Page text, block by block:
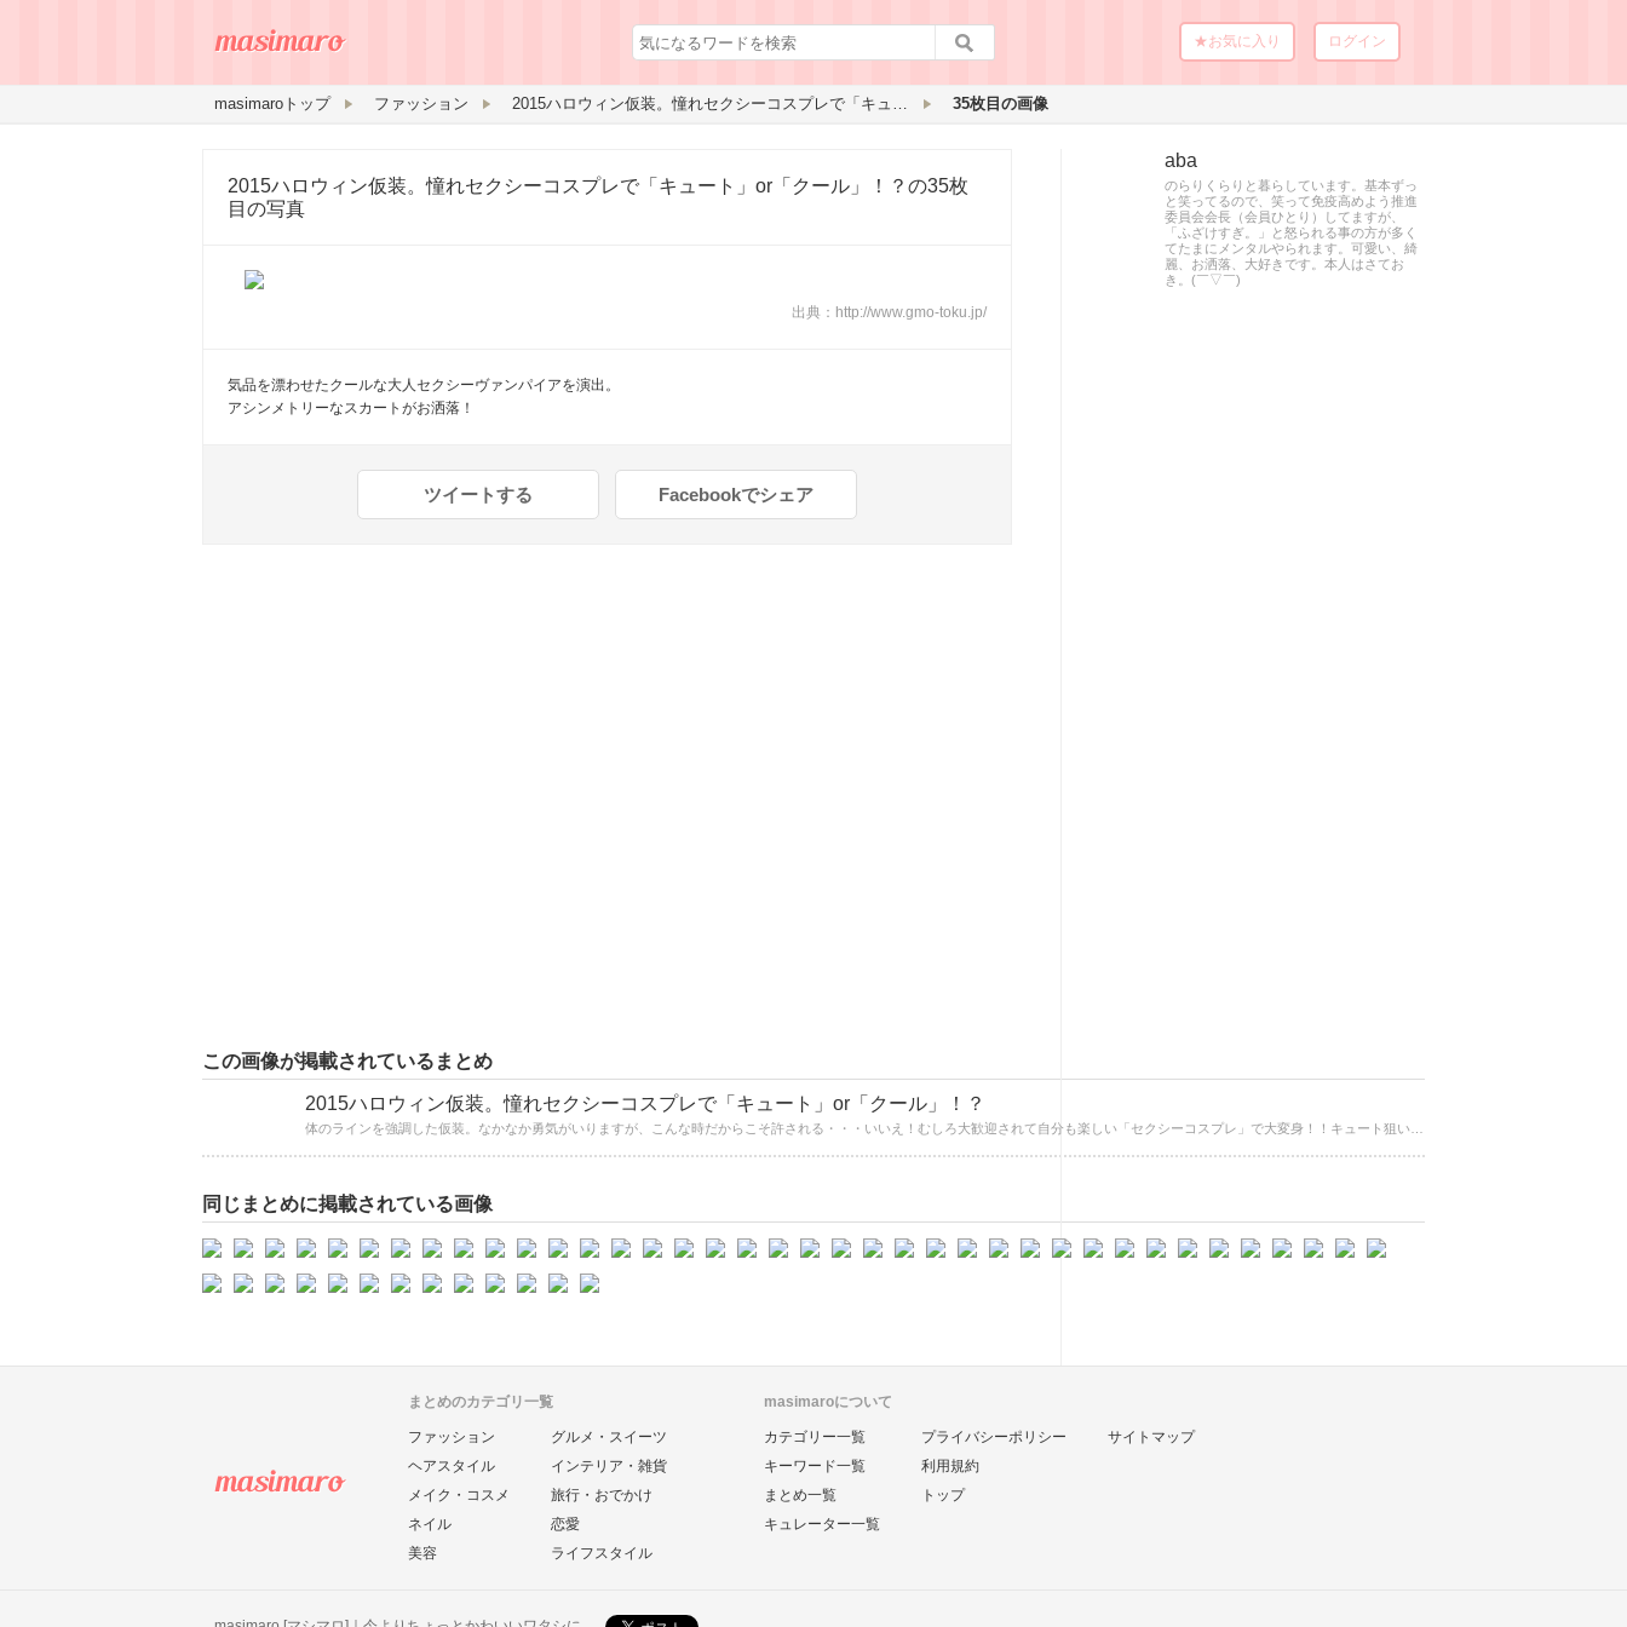
★お気に入り ログイン
masimaroトップ ファッション 2015ハロウィン仮装。憧れセクシーコスプレで「キュート」or「クール」！？ 35枚目の画像
2015ハロウィン仮装。憧れセクシーコスプレで「キュート」or「クール」！？ の35枚
目の写真
出典： http://www.gmo-toku.jp/
気品を漂わせたクールな大人セクシーヴァンパイアを演出。
アシンメトリーなスカートがお洒落！
ツイートする Facebookでシェア
aba
のらりくらりと暮らしています。基本ずっ
と笑ってるので、笑って免疫高めよう推進
委員会会長（会員ひとり）してますが、
「ふざけすぎ。」と怒られる事の方が多く
てたまにメンタルやられます。可愛い、綺
麗、お洒落、大好きです。本人はさてお
き。(￣▽￣)
この画像が掲載されているまとめ
2015ハロウィン仮装。憧れセクシーコスプレで「キュート」or「クール」！？
同じまとめに掲載されている画像
まとめのカテゴリ一覧
ファッション
ヘアスタイル
メイク・コスメ
ネイル
美容
グルメ・スイーツ
インテリア・雑貨
旅行・おでかけ
恋愛
ライフスタイル
masimaroについて
カテゴリー一覧
キーワード一覧
まとめ一覧
キュレーター一覧
プライバシーポリシー
利用規約
トップ
サイトマップ